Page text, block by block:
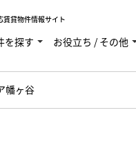
貸物件情報サイト
を探す お役立ち / その他
幡ヶ谷